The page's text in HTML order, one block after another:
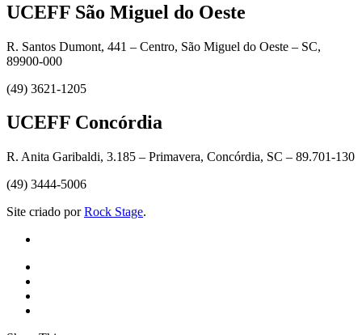
UCEFF São Miguel do Oeste
R. Santos Dumont, 441 – Centro, São Miguel do Oeste – SC,
89900-000
(49) 3621-1205
UCEFF Concórdia
R. Anita Garibaldi, 3.185 – Primavera, Concórdia, SC – 89.701-130
(49) 3444-5006
Site criado porRock Stage.